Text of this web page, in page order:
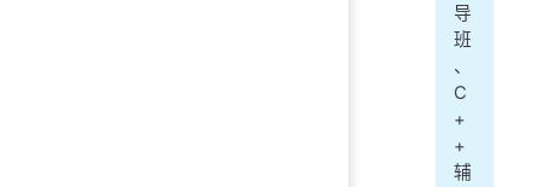
导
班
、
C
+
+
辅